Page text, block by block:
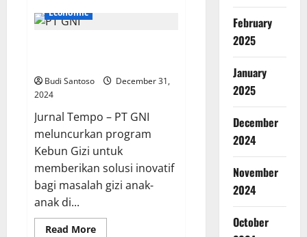
Bandara
Muan
Economic
Budi Santoso
December 31,
2024
Jurnal Tempo – PT GNI
meluncurkan program
Kebun Gizi untuk
memberikan solusi inovatif
bagi masalah gizi anak-
anak di...
Read MoreRead
February
2025
January
2025
December
2024
November
2024
October